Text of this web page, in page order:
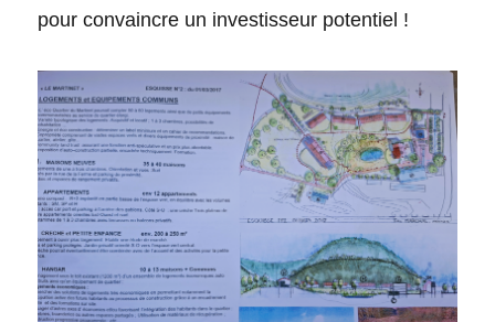
pour convaincre un investisseur potentiel !